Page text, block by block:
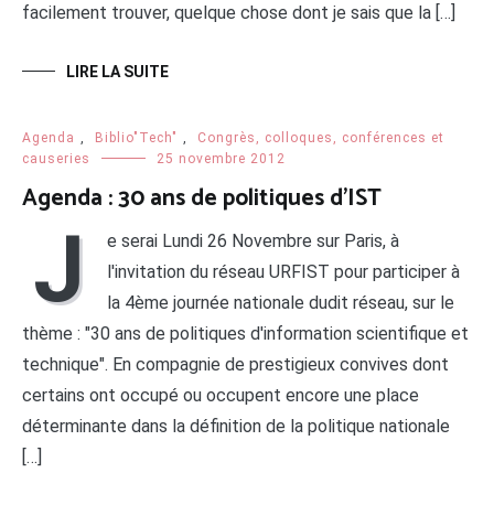
facilement trouver, quelque chose dont je sais que la […]
LIRE LA SUITE
Agenda Biblio"Tech"
Congrès, colloques, conférences et
causeries
25 novembre 2012
Agenda : 30 ans de politiques d’IST
J
e serai Lundi 26 Novembre sur Paris, à
l'invitation du réseau URFIST pour participer à
la 4ème journée nationale dudit réseau, sur le
thème : "30 ans de politiques d'information scientifique et
technique". En compagnie de prestigieux convives dont
certains ont occupé ou occupent encore une place
déterminante dans la définition de la politique nationale
[…]